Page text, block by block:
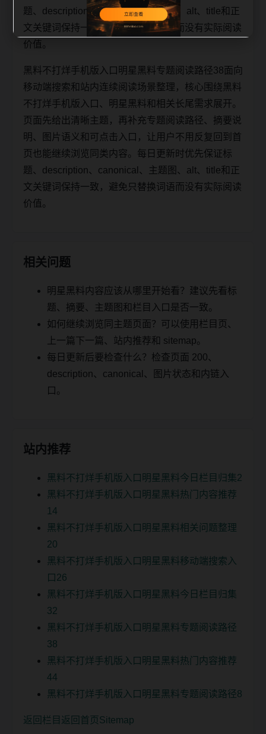
题、description、canonical、主题图、alt、title和正
文关键词保持一致，避免只替换词语而没有实际阅读
价值。
黑料不打烊手机版入口明星黑料专题阅读路径38面向
移动端搜索和站内连续阅读场景整理，核心围绕黑料
不打烊手机版入口、明星黑料和相关长尾需求展开。
页面先给出清晰主题，再补充专题阅读路径、摘要说
明、图片语义和可点击入口，让用户不用反复回到首
页也能继续浏览同类内容。每日更新时优先保证标
题、description、canonical、主题图、alt、title和正
文关键词保持一致，避免只替换词语而没有实际阅读
价值。
相关问题
明星黑料内容应该从哪里开始看？建议先看标
题、摘要、主题图和栏目入口是否一致。
如何继续浏览同主题页面？可以使用栏目页、
上一篇下一篇、站内推荐和 sitemap。
每日更新后要检查什么？检查页面 200、
description、canonical、图片状态和内链入
口。
站内推荐
黑料不打烊手机版入口明星黑料今日栏目归集2
黑料不打烊手机版入口明星黑料热门内容推荐
14
黑料不打烊手机版入口明星黑料相关问题整理
20
黑料不打烊手机版入口明星黑料移动端搜索入
口26
黑料不打烊手机版入口明星黑料今日栏目归集
32
黑料不打烊手机版入口明星黑料专题阅读路径
38
黑料不打烊手机版入口明星黑料热门内容推荐
44
黑料不打烊手机版入口明星黑料专题阅读路径8
返回栏目 返回首页 Sitemap